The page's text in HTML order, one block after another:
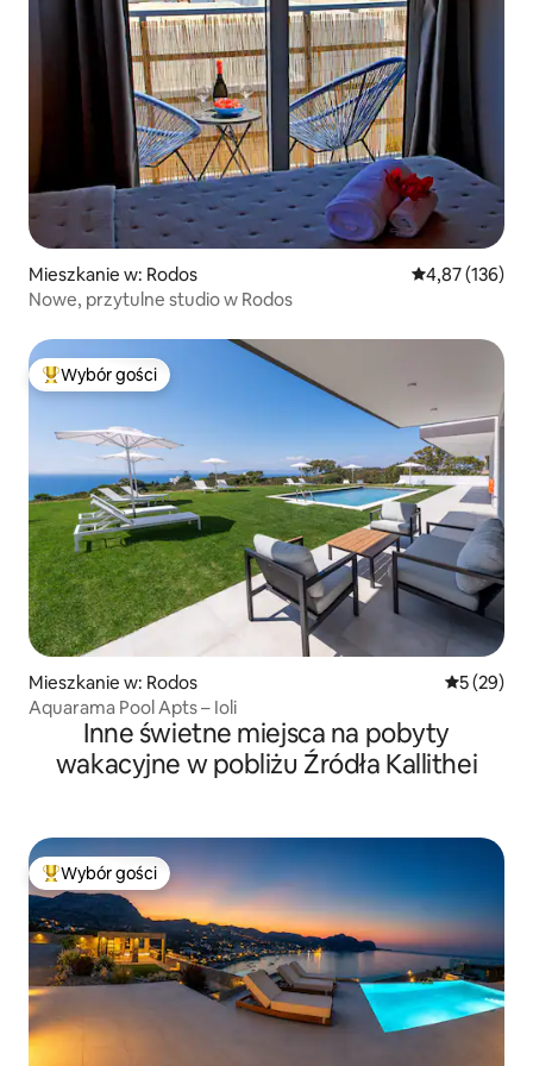
Mieszkanie w: Rodos Średnia
4,87 (136)
Nowe, przytulne studio w Rodos
Najpopularniejsze z kategorii Wybór gości
Wybór gości
Mieszkanie w: Rodos Średnia
5 (29)
Aquarama Pool Apts – Ioli
Inne świetne miejsca na pobyty
wakacyjne w pobliżu Źródła Kallithei
Najpopularniejsze z kategorii Wybór gości
Wybór gości